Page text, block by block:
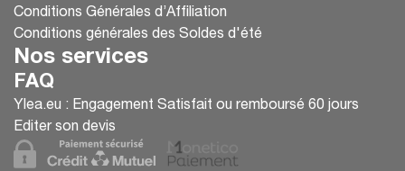
Conditions Générales d’Affiliation
Conditions générales des Soldes d'été
Nos services
FAQ
Ylea.eu : Engagement Satisfait ou remboursé 60 jours
Editer son devis